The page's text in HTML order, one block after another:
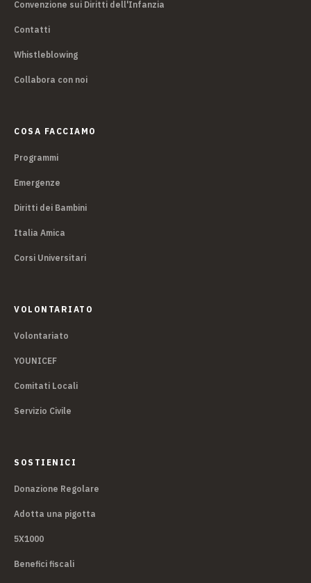
Convenzione sui Diritti dell'Infanzia
Contatti
Whistleblowing
Collabora con noi
COSA FACCIAMO
Programmi
Emergenze
Diritti dei Bambini
Italia Amica
Corsi Universitari
VOLONTARIATO
Volontariato
YOUNICEF
Comitati Locali
Servizio Civile
SOSTIENICI
Donazione Regolare
Adotta una pigotta
5X1000
Benefici fiscali